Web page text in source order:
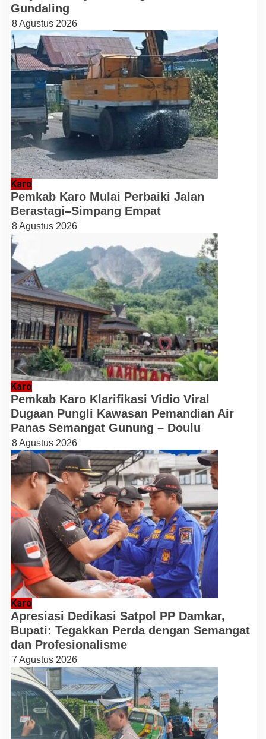
Gundaling
8 Agustus 2026
Karo
Pemkab Karo Mulai Perbaiki Jalan
Berastagi–Simpang Empat
8 Agustus 2026
Karo
Pemkab Karo Klarifikasi Vidio Viral
Dugaan Pungli Kawasan Pemandian Air
Panas Semangat Gunung – Doulu
8 Agustus 2026
Karo
Apresiasi Dedikasi Satpol PP Damkar,
Bupati: Tegakkan Perda dengan Semangat
dan Profesionalisme
7 Agustus 2026